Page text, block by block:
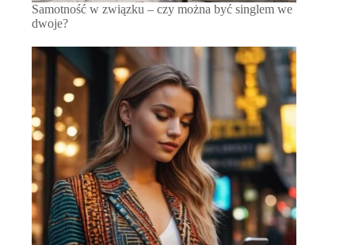
Samotność w związku – czy można być singlem we
dwoje?